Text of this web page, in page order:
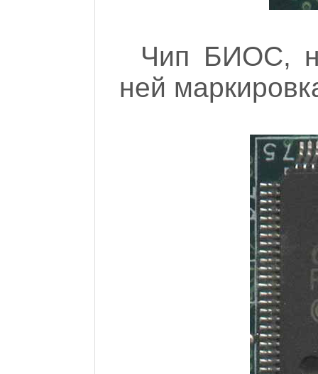
Чип БИОС,
ней